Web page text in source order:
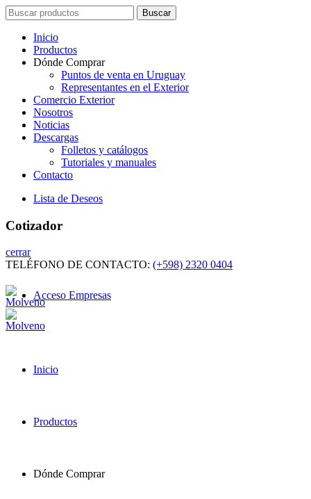
Search
for:
Buscar
Inicio
Productos
Dónde Comprar
Puntos de venta en Uruguay
Representantes en el Exterior
Comercio Exterior
Nosotros
Noticias
Descargas
Folletos y catálogos
Tutoriales y manuales
Contacto
Lista de Deseos
Cotizador
cerrar
TELÉFONO DE CONTACTO: (+598) 2320 0404
Acceso Empresas
Inicio
Productos
Dónde Comprar